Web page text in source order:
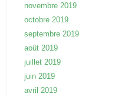
novembre 2019
octobre 2019
septembre 2019
août 2019
juillet 2019
juin 2019
avril 2019